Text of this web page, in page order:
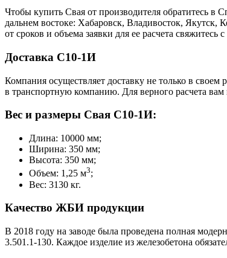
Чтобы купить Свая от производителя обратитесь
дальнем востоке: Хабаровск, Владивосток,
от сроков и объема заявки для ее расчета
Доставка С10-1И
Компания осуществляет доставку не только в
в транспортную компанию. Для верного расчета вам
Вес и размеры Свая С10-1И:
Длина: 10000 мм;
Ширина: 350 мм;
Высота: 350 мм;
Объем: 1,25 м3;
Вес: 3130 кг.
Качество ЖБИ продукции
В 2018 году на заводе была проведена полная
3.501.1-130. Каждое изделие из железобетона